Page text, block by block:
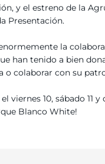
y el estreno de la
Presentación.
la
han tenido a bien
o colaborar con su
viernes 10, sábado 11
Blanco White!